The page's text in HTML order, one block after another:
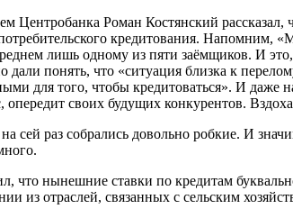
Центробанка Роман Костянский рассказал,
кредитования. Напомним,
лишь одному из пяти заёмщиков. И
понять, что «ситуация близка к
для того, чтобы кредитоваться». И даже
опередит своих будущих конкурентов.
сей раз собрались довольно робкие. И
что нынешние ставки по кредитам
из отраслей, связанных с сельским